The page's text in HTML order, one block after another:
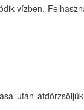
vízben.
után